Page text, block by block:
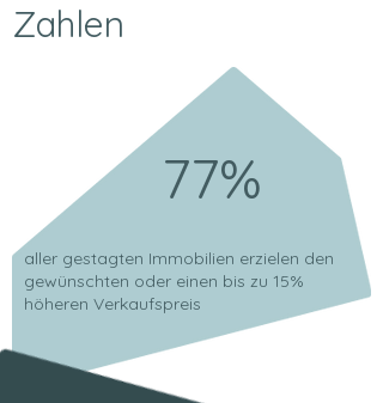
Zahlen
77%
aller gestagten Immobilien erzielen den
gewünschten oder einen bis zu 15%
höheren Verkaufspreis